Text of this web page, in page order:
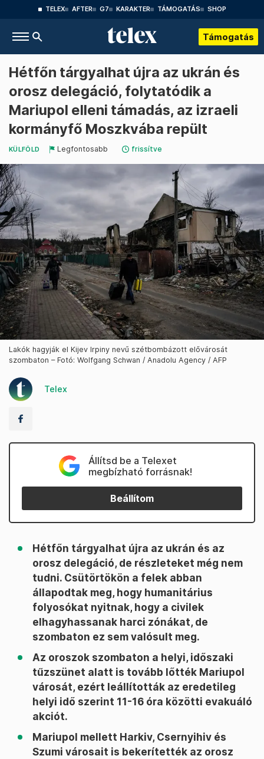
TELEX AFTER G7 KARAKTER TÁMOGATÁS SHOP
Támogatás
Hétfőn tárgyalhat újra az ukrán és
orosz delegáció, folytatódik a
Mariupol elleni támadás, az izraeli
kormányfő Moszkvába repült
KÜLFÖLD Legfontosabb frissítve
Lakók hagyják el Kijev Irpiny nevű szétbombázott elővárosát
szombaton – Fotó: Wolfgang Schwan / Anadolu Agency / AFP
Telex
Állítsd be a Telexet
megbízható forrásnak!
Beállítom
Hétfőn tárgyalhat újra az ukrán és az
orosz delegáció, de részleteket még nem
tudni. Csütörtökön a felek abban
állapodtak meg, hogy humanitárius
folyosókat nyitnak, hogy a civilek
elhagyhassanak harci zónákat, de
szombaton ez sem valósult meg.
Az oroszok szombaton a helyi, időszaki
tűzszünet alatt is tovább lőtték Mariupol
városát, ezért leállították az eredetileg
helyi idő szerint 11-16 óra közötti evakuáló
akciót.
Mariupol mellett Harkiv, Csernyihiv és
Szumi városait is bekerítették az orosz